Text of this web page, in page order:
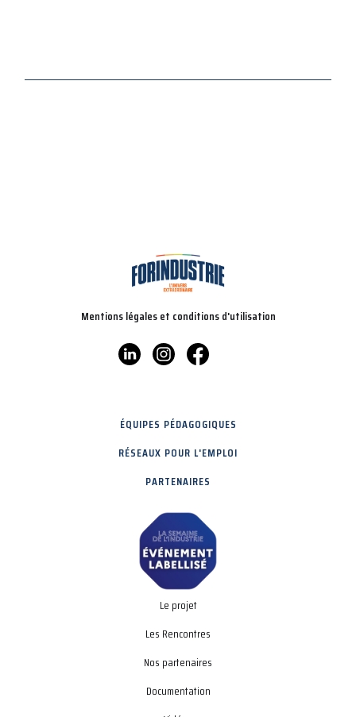
Mentions légales et conditions d'utilisation
ÉQUIPES PÉDAGOGIQUES
RÉSEAUX POUR L'EMPLOI
PARTENAIRES
Le projet
Les Rencontres
Nos partenaires
Documentation